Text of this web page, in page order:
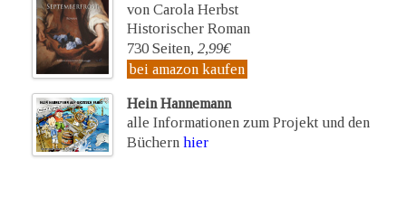
von Carola Herbst
Historischer Roman
730 Seiten, 2,99€
bei amazon kaufen
Hein Hannemann
alle Informationen zum Projekt und den
Büchern hier